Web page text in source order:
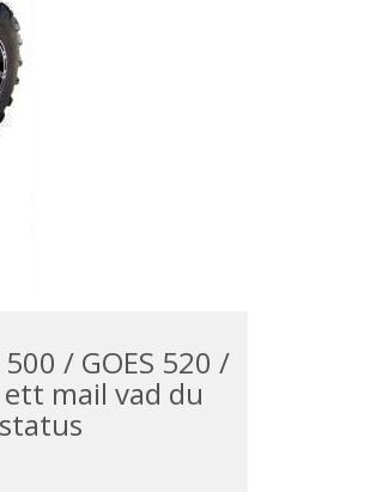
/ GOES 520 /
mail vad du